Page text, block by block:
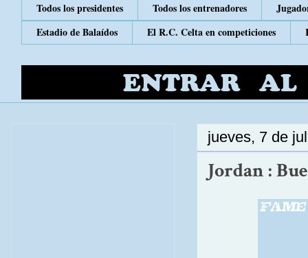
Todos los presidentes Todos los entrenadores
Estadio de Balaídos
El R.C. Celta en competiciones
jueves, 7 de
Jordan :